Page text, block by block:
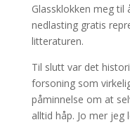
Glassklokken meg
nedlasting gratis
litteraturen.
Til slutt var det
forsoning som
påminnelse om at
alltid håp. Jo mer